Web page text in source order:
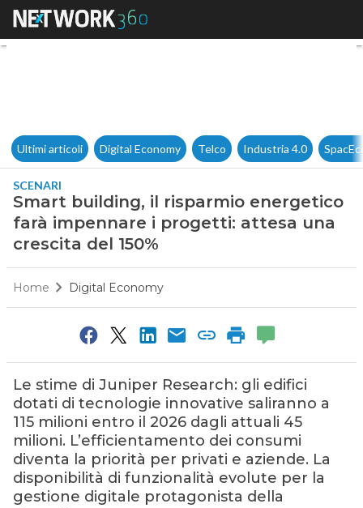
Smart building, il risparmio
Ultimi articoli Digital Economy Telco Industria 4.0
SCENARI
Smart building, il risparmio energetico
farà impennare i progetti: attesa una
crescita del 150%
Home Digital Economy
Le stime di Juniper Research: gli edifici
dotati di tecnologie innovative saliranno a
115 milioni entro il 2026 dagli attuali 45
milioni. L’efficientamento dei consumi
diventa la priorità per privati e aziende. La
disponibilità di funzionalità evolute per la
gestione digitale protagonista della